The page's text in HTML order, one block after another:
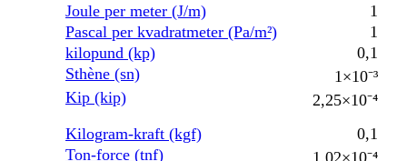
Joule per meter (J/m)
1
Pascal per kvadratmeter (Pa/m²)
1
kilopund (kp)
0,1
Sthène (sn)
1×10⁻³
Kip (kip)
2,25×10⁻⁴
Kilogram-kraft (kgf)
0,1
Ton-force (tnf)
1,02×10⁻⁴